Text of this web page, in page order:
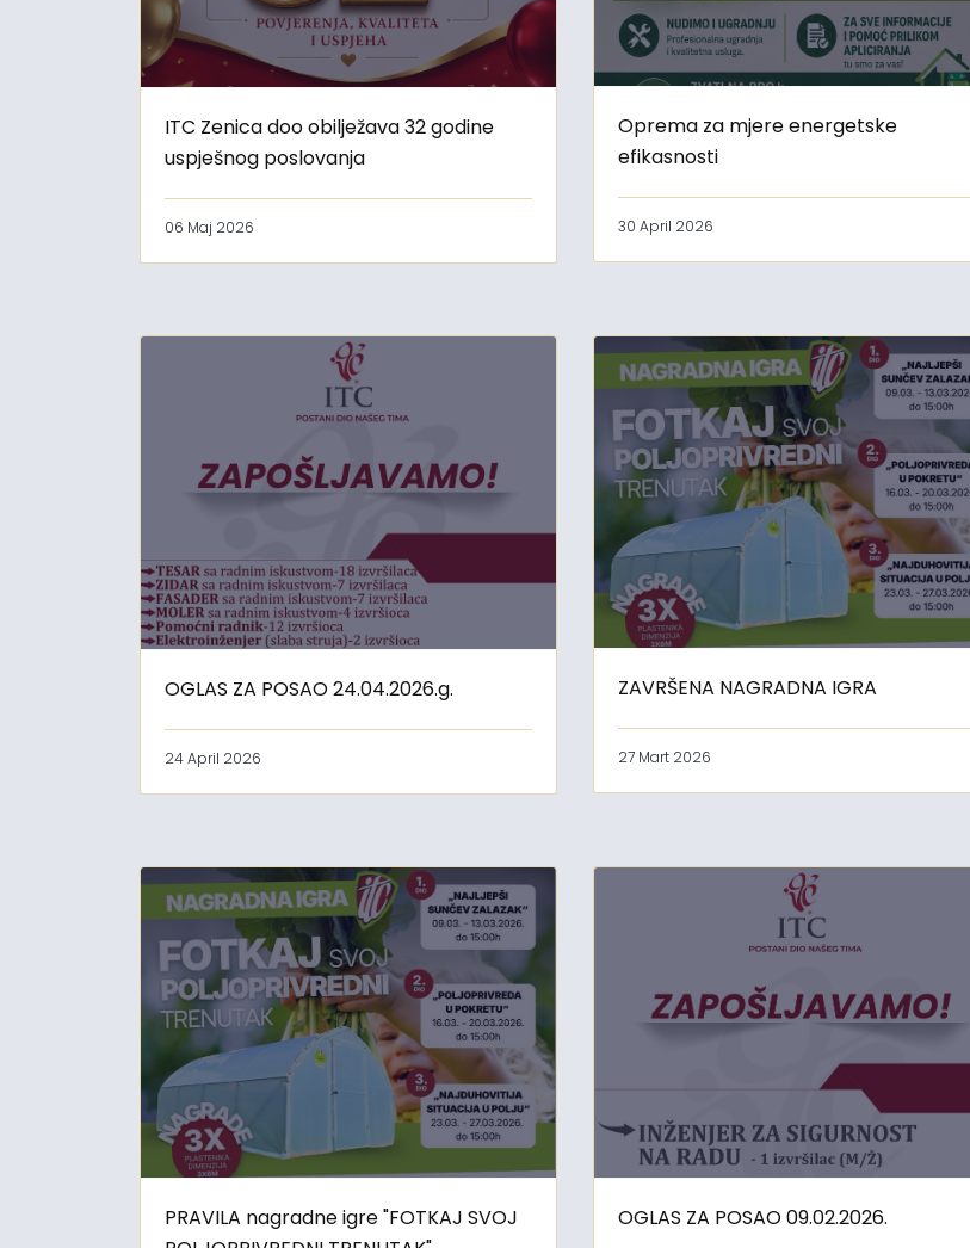
ITC Zenica doo obilježava 32 godine
uspješnog poslovanja
06 Maj 2026
Oprema za mjere energetske
efikasnosti
30 April 2026
OGLAS ZA POSAO 24.04.2026.g.
24 April 2026
ZAVRŠENA NAGRADNA IGRA
27 Mart 2026
PRAVILA nagradne igre "FOTKAJ SVOJ
OGLAS ZA POSAO 09.02.2026.